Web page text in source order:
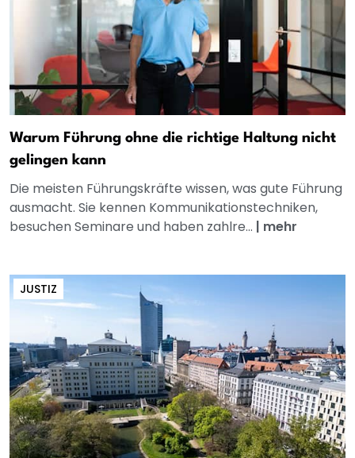
Warum Führung ohne die richtige Haltung nicht
gelingen kann
Die meisten Führungskräfte wissen, was gute Führung
ausmacht. Sie kennen Kommunikationstechniken,
besuchen Seminare und haben zahlre... | mehr
JUSTIZ